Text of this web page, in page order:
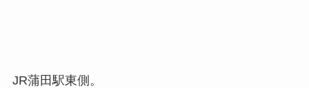
JR蒲田駅東側。